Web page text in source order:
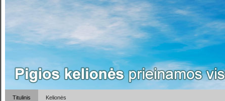
Titulinis Kelionės